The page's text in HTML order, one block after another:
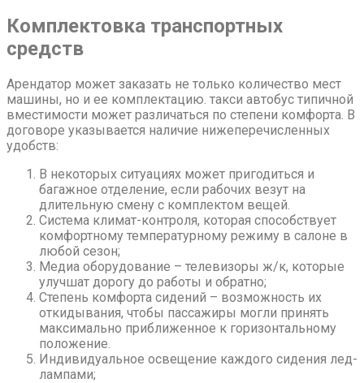
Комплектовка транспортных
средств
Арендатор может заказать не только количество мест
машины, но и ее комплектацию. такси автобус типичной
вместимости может различаться по степени комфорта. В
договоре указывается наличие нижеперечисленных
удобств:
В некоторых ситуациях может пригодиться и
багажное отделение, если рабочих везут на
длительную смену с комплектом вещей.
Система климат-контроля, которая способствует
комфортному температурному режиму в салоне в
любой сезон;
Медиа оборудование – телевизоры ж/к, которые
улучшат дорогу до работы и обратно;
Степень комфорта сидений – возможность их
откидывания, чтобы пассажиры могли принять
максимально приближенное к горизонтальному
положение.
Индивидуальное освещение каждого сидения лед-
лампами;